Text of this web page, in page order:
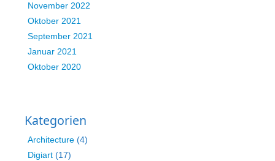
November 2022
Oktober 2021
September 2021
Januar 2021
Oktober 2020
Kategorien
Architecture (4)
Digiart (17)